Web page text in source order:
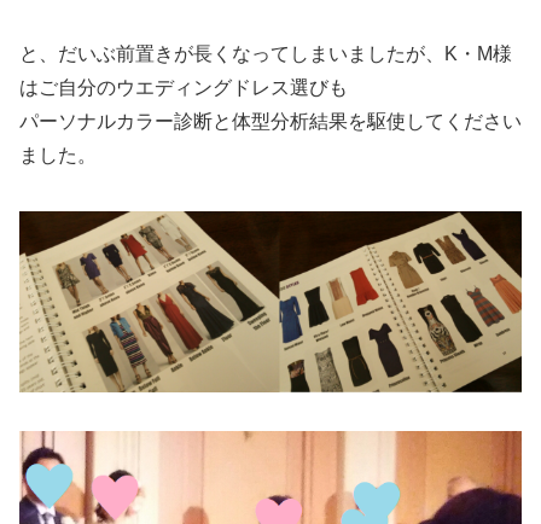
と、だいぶ前置きが長くなってしまいましたが、K・M様
はご自分のウエディングドレス選びも
パーソナルカラー診断と体型分析結果を駆使してください
ました。